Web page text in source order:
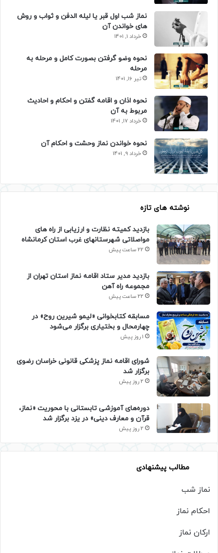
نماز شب اول قبر یا لیله الدفن و ثواب و روش
های خواندن آن
خرداد 1, 1401
نحوه وضو گرفتن بصورت کامل و مرحله به
مرحله
تیر 16, 1401
نحوه اذان و اقامه گفتن و احکام و احادیث
مربوط به آن
خرداد 17, 1401
نحوه خواندن نماز وحشت و احکام آن
خرداد 9, 1401
نوشته های تازه
بازدید کمیته نظارت و ارزیابی از راه های
مواصلاتی شهرستانهای غرب استان کرمانشاه
22 ساعت پیش
بازدید مدیر ستاد اقامه نماز استان تهران از
مجموعه راه آهن
22 ساعت پیش
مسابقه کتابخوانی «لیمو شیرین روح» در
چهارمحال و بختیاری برگزار می‌شود
1 روز پیش
شورای اقامه نماز پزشکی قانونی خراسان رضوی
برگزار شد
2 روز پیش
دوره‌های آموزشی تابستانی با محوریت «نماز،
قرآن و معارف دینی» در یزد برگزار شد
2 روز پیش
مطالب پیشنهادی
نماز شب
احکام نماز
ارکان نماز